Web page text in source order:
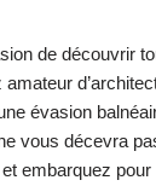
de découvrir
évasion
vous décevra
embarquez